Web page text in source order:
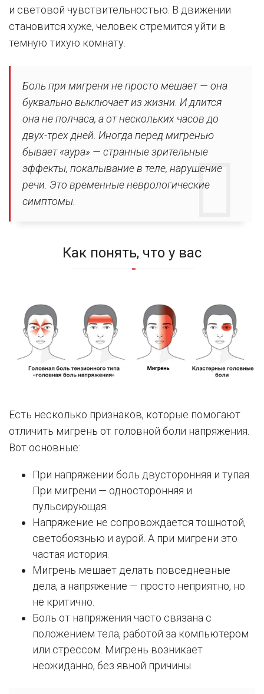
и световой чувствительностью. В движении
становится хуже, человек стремится уйти в
темную тихую комнату.
Боль при мигрени не просто мешает — она
буквально выключает из жизни. И длится
она не полчаса, а от нескольких часов до
двух-трех дней. Иногда перед мигренью
бывает «аура» — странные зрительные
эффекты, покалывание в теле, нарушение
речи. Это временные неврологические
симптомы.
Как понять, что у вас
Есть несколько признаков, которые помогают
отличить мигрень от головной боли напряжения.
Вот основные:
При напряжении боль двусторонняя и тупая.
При мигрени — односторонняя и
пульсирующая.
Напряжение не сопровождается тошнотой,
светобоязнью и аурой. А при мигрени это
частая история.
Мигрень мешает делать повседневные
дела, а напряжение — просто неприятно, но
не критично.
Боль от напряжения часто связана с
положением тела, работой за компьютером
или стрессом. Мигрень возникает
неожиданно, без явной причины.